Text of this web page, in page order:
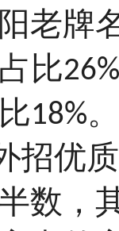
老牌
比26%
18%
招优
数，